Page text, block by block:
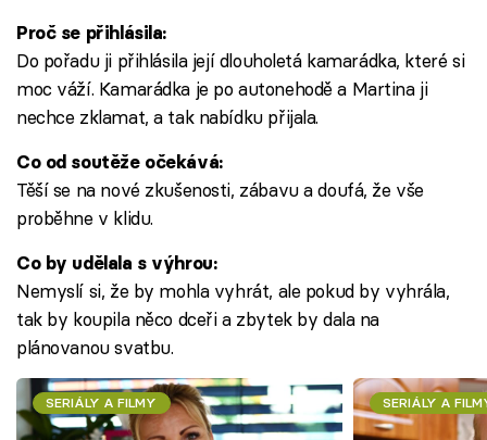
Proč se přihlásila:
Do pořadu ji přihlásila její dlouholetá kamarádka, které si
moc váží. Kamarádka je po autonehodě a Martina ji
nechce zklamat, a tak nabídku přijala.
Co od soutěže očekává:
Těší se na nové zkušenosti, zábavu a doufá, že vše
proběhne v klidu.
Co by udělala s výhrou:
Nemyslí si, že by mohla vyhrát, ale pokud by vyhrála,
tak by koupila něco dceři a zbytek by dala na
plánovanou svatbu.
SERIÁLY A FILMY SERIÁLY A